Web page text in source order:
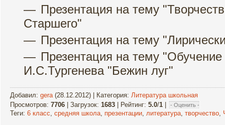
Презентация на тему
Старшего"
Презентация на тему
Презентация на тему
И.С.Тургенева "Бежин луг"
Добавил: gera (28.12.2012) | Категория: Литература школьная
Просмотров: 7706 | Загрузок: 1683 | Рейтинг: 5.0/1 |
Теги: 6 класс средняя школа презентации литература творчество